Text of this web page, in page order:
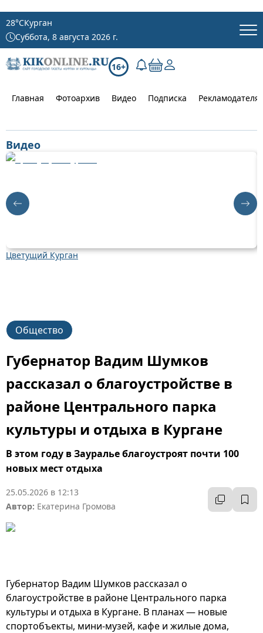
28°CКурган
Суббота, 8 августа 2026 г.
16+
Главная Фотоархив Видео Подписка
Видео
Цветущий Курган
Общество
Губернатор Вадим Шумков
рассказал о благоустройстве в
районе Центрального парка
культуры и отдыха в Кургане
В этом году в Зауралье благоустроят почти 100
новых мест отдыха
25.05.2026 в 12:13
Автор: Екатерина Громова
Губернатор Вадим Шумков рассказал о
благоустройстве в районе Центрального парка
культуры и отдыха в Кургане. В планах — новые
спортобъекты, мини-музей, кафе и жилые дома,